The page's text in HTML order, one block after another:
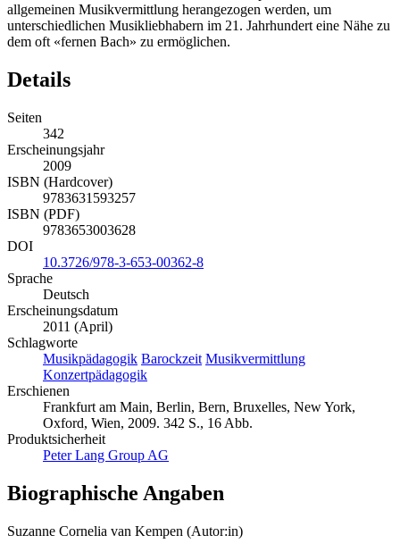
allgemeinen Musikvermittlung herangezogen werden, um
unterschiedlichen Musikliebhabern im 21. Jahrhundert eine Nähe zu
dem oft «fernen Bach» zu ermöglichen.
Details
Seiten
342
Erscheinungsjahr
2009
ISBN (Hardcover)
9783631593257
ISBN (PDF)
9783653003628
DOI
10.3726/978-3-653-00362-8
Sprache
Deutsch
Erscheinungsdatum
2011 (April)
Schlagworte
Musikpädagogik Barockzeit Musikvermittlung
Konzertpädagogik
Erschienen
Frankfurt am Main, Berlin, Bern, Bruxelles, New York,
Oxford, Wien, 2009. 342 S., 16 Abb.
Produktsicherheit
Peter Lang Group AG
Biographische Angaben
Suzanne Cornelia van Kempen (Autor:in)